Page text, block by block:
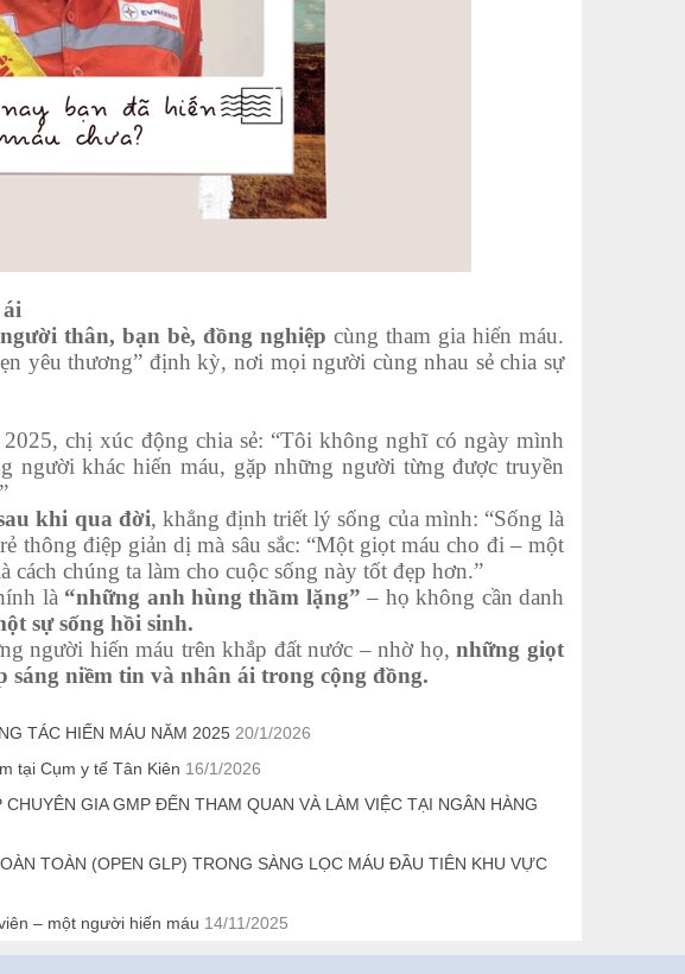
thân, bạn bè, đồng nghiệp cùng tham gia hiến máu.
yêu thương” định kỳ, nơi mọi người cùng nhau sẻ chia sự
chị xúc động chia sẻ: “Tôi không nghĩ có ngày mình
người khác hiến máu, gặp những người từng được truyền
khi qua đời, khẳng định triết lý sống của mình: “Sống là
thông điệp giản dị mà sâu sắc: “Một giọt máu cho đi – một
chúng ta làm cho cuộc sống này tốt đẹp hơn.”
là “những anh hùng thầm lặng” – họ không cần danh
sự sống hồi sinh.
người hiến máu trên khắp đất nước – nhờ họ,những giọt
niềm tin và nhân ái trong cộng đồng.
TÁC HIẾN MÁU NĂM 2025 20/1/2026
tại Cụm y tế Tân Kiên 16/1/2026
GIA GMP ĐẾN THAM QUAN VÀ LÀM VIỆC TẠI NGÂN HÀNG
TOÀN (OPEN GLP) TRONG SÀNG LỌC MÁU ĐẦU TIÊN KHU VỰC
– một người hiến máu 14/11/2025